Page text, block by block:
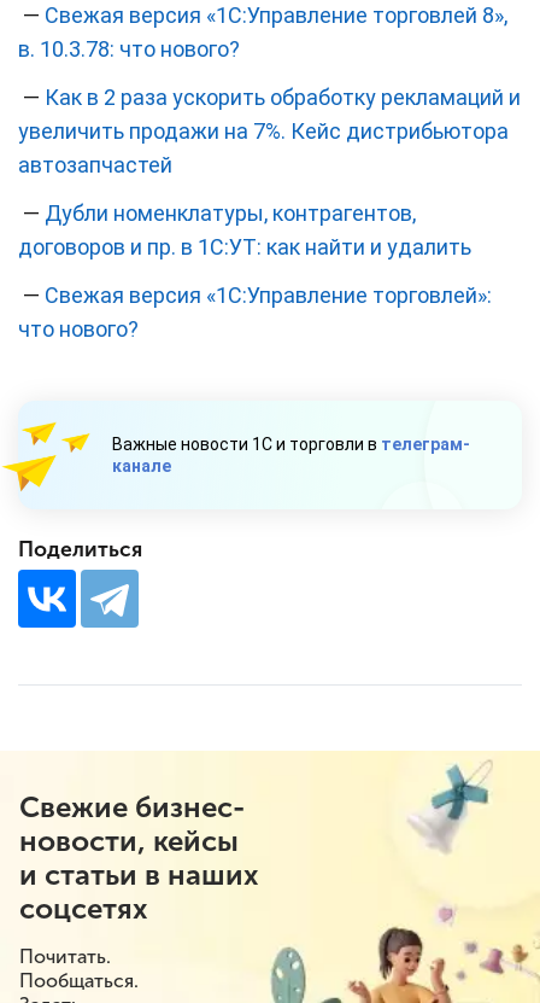
— Свежая версия «1С:Управление торговлей 8»,
в. 10.3.78: что нового?
— Как в 2 раза ускорить обработку рекламаций и
увеличить продажи на 7%. Кейс дистрибьютора
автозапчастей
— Дубли номенклатуры, контрагентов,
договоров и пр. в 1С:УТ: как найти и удалить
— ‎Свежая версия «1С:Управление торговлей»:
что нового?
Важные новости 1С и торговли в телеграм-
канале
Поделиться
Свежие бизнес-
новости, кейсы
и статьи в наших
соцсетях
Почитать.
Пообщаться.